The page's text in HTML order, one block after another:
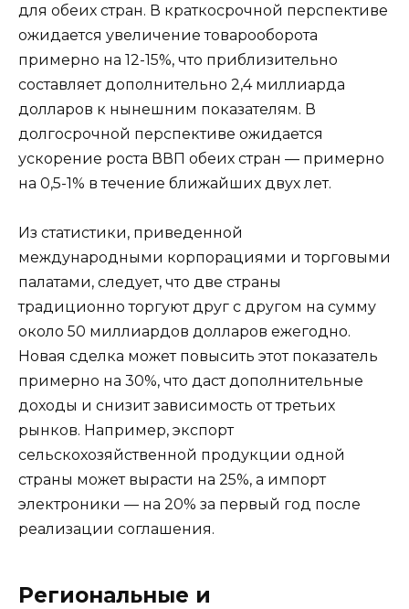
для обеих стран. В краткосрочной перспективе
ожидается увеличение товарооборота
примерно на 12-15%, что приблизительно
составляет дополнительно 2,4 миллиарда
долларов к нынешним показателям. В
долгосрочной перспективе ожидается
ускорение роста ВВП обеих стран — примерно
на 0,5-1% в течение ближайших двух лет.
Из статистики, приведенной
международными корпорациями и торговыми
палатами, следует, что две страны
традиционно торгуют друг с другом на сумму
около 50 миллиардов долларов ежегодно.
Новая сделка может повысить этот показатель
примерно на 30%, что даст дополнительные
доходы и снизит зависимость от третьих
рынков. Например, экспорт
сельскохозяйственной продукции одной
страны может вырасти на 25%, а импорт
электроники — на 20% за первый год после
реализации соглашения.
Региональные и